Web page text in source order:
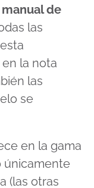
de
las
la nota
las
se
en la gama
únicamente
(las otras